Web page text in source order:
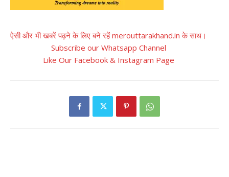
ऐसी और भी खबरें पढ़ने के लिए बने रहें merouttarakhand.in के साथ।
Subscribe our Whatsapp Channel
Like Our Facebook & Instagram Page